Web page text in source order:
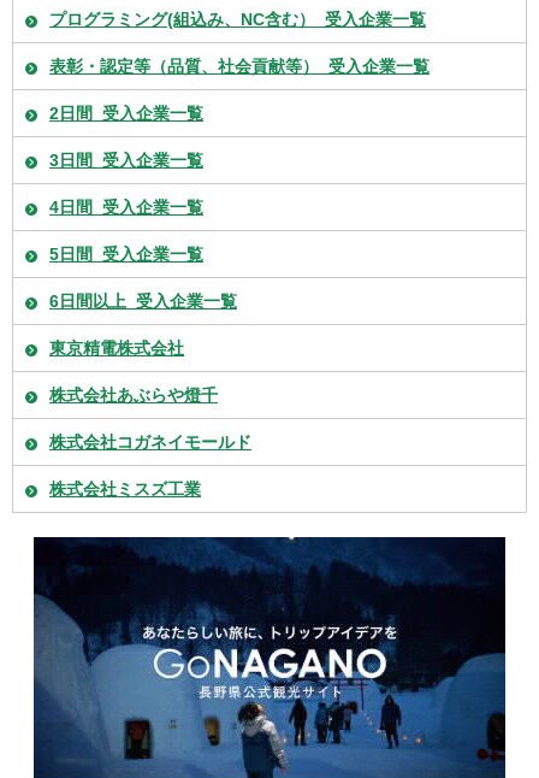
プログラミング(組込み、NC含む）_受入企業一覧
表彰・認定等（品質、社会貢献等）_受入企業一覧
2日間_受入企業一覧
3日間_受入企業一覧
4日間_受入企業一覧
5日間_受入企業一覧
6日間以上_受入企業一覧
東京精電株式会社
株式会社あぶらや燈千
株式会社コガネイモールド
株式会社ミスズ工業